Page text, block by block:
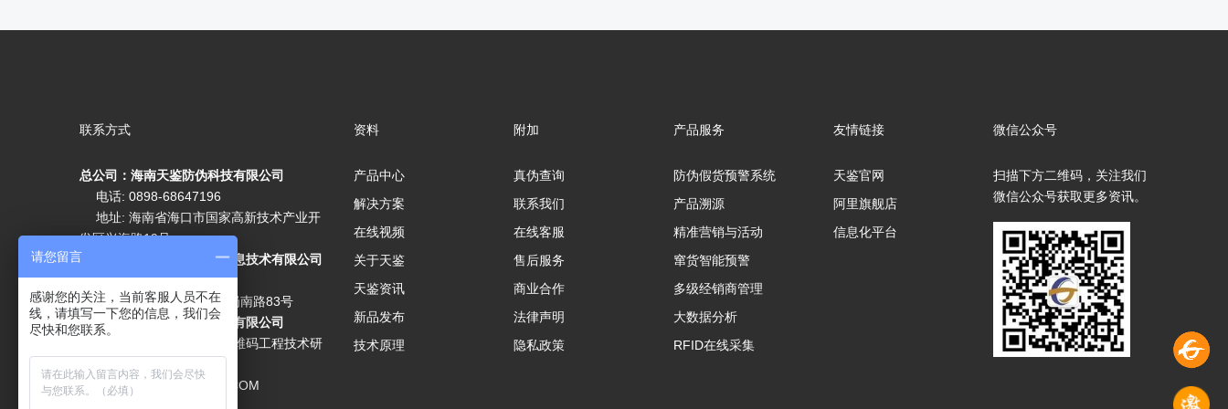
联系方式
总公司：海南天鉴防伪科技有限公司
电话: 0898-68647196
地址: 海南省海口市国家高新技术产业开
发区兴海路19号
分公司：广州天鉴三维码信息技术有限公司
电话:020-89636067
地址: 广州市海珠区燕子岗南路83号
成都天鉴三维码信息技术有限公司
技术研究院：海南省天鉴三维码工程技术研
邮箱:LF@CHINA315NET.COM
资料
产品中心
解决方案
在线视频
关于天鉴
天鉴资讯
新品发布
技术原理
附加
真伪查询
联系我们
在线客服
售后服务
商业合作
法律声明
隐私政策
产品服务
防伪假货预警系统
产品溯源
精准营销与活动
窜货智能预警
多级经销商管理
大数据分析
RFID在线采集
友情链接
天鉴官网
阿里旗舰店
信息化平台
微信公众号
扫描下方二维码，关注我们
微信公众号获取更多资讯。
请您留言
感谢您的关注，当前客服人员不在
线，请填写一下您的信息，我们会
尽快和您联系。